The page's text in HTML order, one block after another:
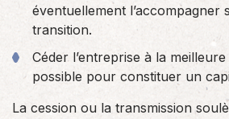
éventuellement l’accompagner
transition.
Céder l’entreprise à la
possible pour constituer un
La cession ou la transmission